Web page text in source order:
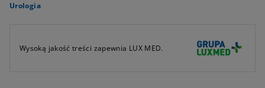
Urologia
Wysoką jakość treści zapewnia LUX MED.